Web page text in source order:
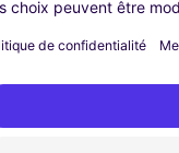
Étienne :Admirez 'la
Metz :Découvrez
:
Explorez ce
ce